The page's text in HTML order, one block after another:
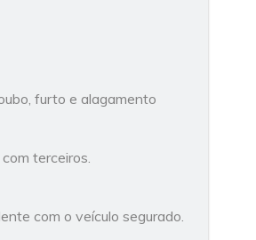
furto e alagamento
terceiros.
com o veículo segurado.